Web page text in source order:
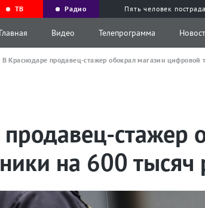
ТВ Радио Пять человек
Главная Видео Телепрограмма
В Краснодаре продавец-стажер обокрал магазин цифровой
стажер
на 600 тысяч